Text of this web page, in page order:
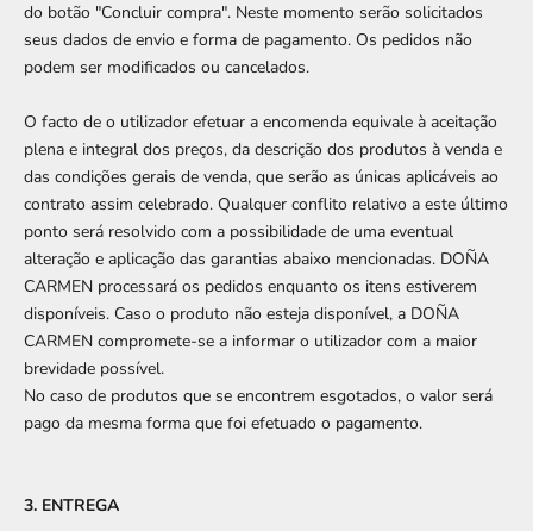
do botão "Concluir compra". Neste momento serão solicitados
seus dados de envio e forma de pagamento. Os pedidos não
podem ser modificados ou cancelados.
O facto de o utilizador efetuar a encomenda equivale à aceitação
plena e integral dos preços, da descrição dos produtos à venda e
das condições gerais de venda, que serão as únicas aplicáveis ​​ao
contrato assim celebrado. Qualquer conflito relativo a este último
ponto será resolvido com a possibilidade de uma eventual
alteração e aplicação das garantias abaixo mencionadas. DOÑA
CARMEN processará os pedidos enquanto os itens estiverem
disponíveis. Caso o produto não esteja disponível, a DOÑA
CARMEN compromete-se a informar o utilizador com a maior
brevidade possível.
No caso de produtos que se encontrem esgotados, o valor será
pago da mesma forma que foi efetuado o pagamento.
3. ENTREGA